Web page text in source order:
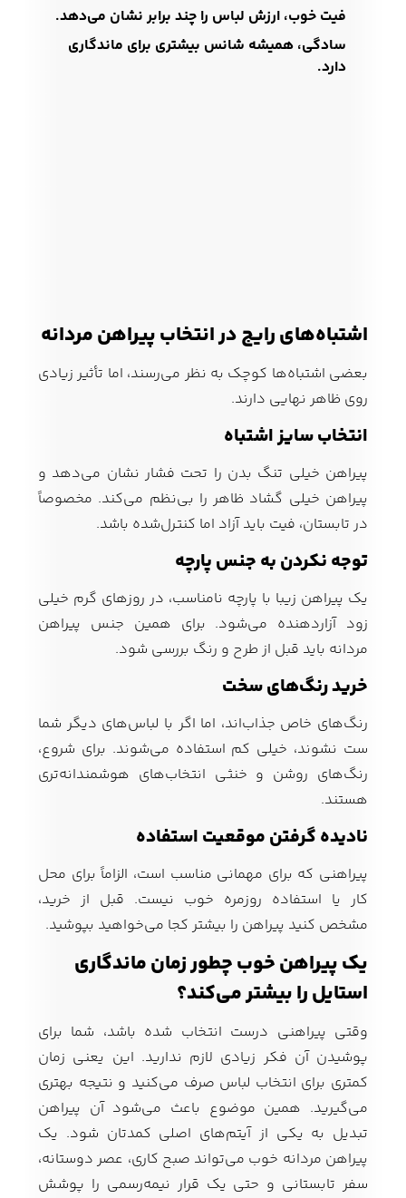
فیت خوب، ارزش لباس را چند برابر نشان می‌دهد.
سادگی، همیشه شانس بیشتری برای ماندگاری
دارد.
اشتباه‌های رایج در انتخاب پیراهن مردانه
بعضی اشتباه‌ها کوچک به نظر می‌رسند، اما تأثیر زیادی
روی ظاهر نهایی دارند.
انتخاب سایز اشتباه
پیراهن خیلی تنگ بدن را تحت فشار نشان می‌دهد و
پیراهن خیلی گشاد ظاهر را بی‌نظم می‌کند. مخصوصاً
در تابستان، فیت باید آزاد اما کنترل‌شده باشد.
توجه نکردن به جنس پارچه
یک پیراهن زیبا با پارچه نامناسب، در روزهای گرم خیلی
زود آزاردهنده می‌شود. برای همین جنس پیراهن
مردانه باید قبل از طرح و رنگ بررسی شود.
خرید رنگ‌های سخت
رنگ‌های خاص جذاب‌اند، اما اگر با لباس‌های دیگر شما
ست نشوند، خیلی کم استفاده می‌شوند. برای شروع،
رنگ‌های روشن و خنثی انتخاب‌های هوشمندانه‌تری
هستند.
نادیده گرفتن موقعیت استفاده
پیراهنی که برای مهمانی مناسب است، الزاماً برای محل
کار یا استفاده روزمره خوب نیست. قبل از خرید،
مشخص کنید پیراهن را بیشتر کجا می‌خواهید بپوشید.
یک پیراهن خوب چطور زمان ماندگاری
استایل را بیشتر می‌کند؟
وقتی پیراهنی درست انتخاب شده باشد، شما برای
پوشیدن آن فکر زیادی لازم ندارید. این یعنی زمان
کمتری برای انتخاب لباس صرف می‌کنید و نتیجه بهتری
می‌گیرید. همین موضوع باعث می‌شود آن پیراهن
تبدیل به یکی از آیتم‌های اصلی کمدتان شود. یک
پیراهن مردانه خوب می‌تواند صبح کاری، عصر دوستانه،
سفر تابستانی و حتی یک قرار نیمه‌رسمی را پوشش